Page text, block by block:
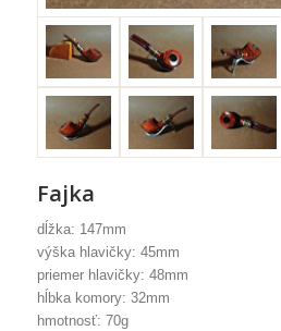
Fajka
dĺžka: 147mm
výška hlavičky: 45mm
priemer hlavičky: 48mm
hĺbka komory: 32mm
hmotnosť: 70g